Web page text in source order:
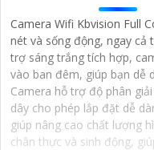
Camera Wifi Kbvision Full
nét và sống động, ngay cả
trợ sáng trắng tích hợp,
vào ban đêm, giúp bạn dễ
Camera hỗ trợ độ phân
dây cho phép lắp đặt dễ
giúp nâng cao chất lượng
chân thực và sinh động,